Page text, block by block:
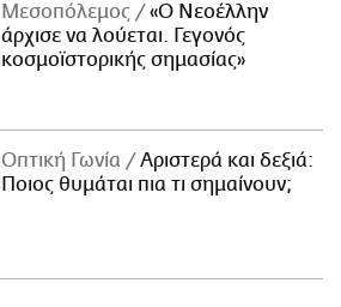
Μεσοπόλεμος
«Ο Νεοέλλην
άρχισε να λούεται. Γεγονός
κοσμοϊστορικής σημασίας»
Οπτική Γωνία
Αριστερά και δεξιά:
Ποιος θυμάται πια τι σημαίνουν;